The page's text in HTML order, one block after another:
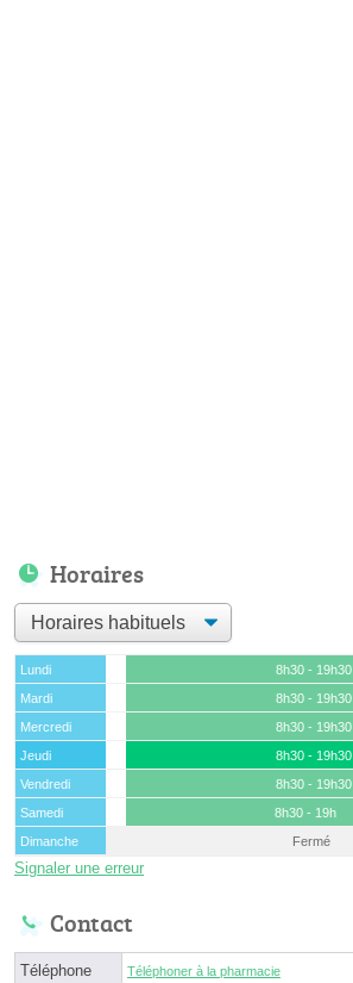
Horaires
Lundi
8h30 - 19h30
Mardi
8h30 - 19h30
Mercredi
8h30 - 19h30
Jeudi
8h30 - 19h30
Vendredi
8h30 - 19h30
Samedi
8h30 - 19h
Dimanche
Fermé
Signaler une erreur
Contact
Téléphone Téléphoner à la pharmacie